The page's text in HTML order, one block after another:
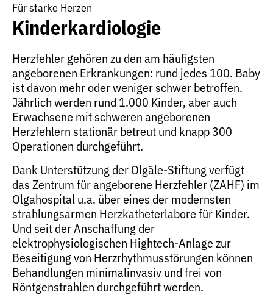
Für starke Herzen
Kinderkardiologie
Herzfehler gehören zu den am häufigsten
angeborenen Erkrankungen: rund jedes 100. Baby
ist davon mehr oder weniger schwer betroffen.
Jährlich werden rund 1.000 Kinder, aber auch
Erwachsene mit schweren angeborenen
Herzfehlern stationär betreut und knapp 300
Operationen durchgeführt.
Dank Unterstützung der Olgäle-Stiftung verfügt
das Zentrum für angeborene Herzfehler (ZAHF) im
Olgahospital u.a. über eines der modernsten
strahlungsarmen Herzkatheterlabore für Kinder.
Und seit der Anschaffung der
elektrophysiologischen Hightech-Anlage zur
Beseitigung von Herzrhythmusstörungen können
Behandlungen minimalinvasiv und frei von
Röntgenstrahlen durchgeführt werden.